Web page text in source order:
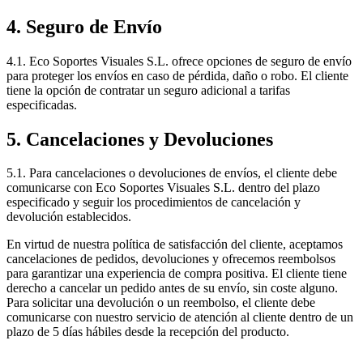
4. Seguro de Envío
4.1. Eco Soportes Visuales S.L. ofrece opciones de seguro de envío
para proteger los envíos en caso de pérdida, daño o robo. El cliente
tiene la opción de contratar un seguro adicional a tarifas
especificadas.
5. Cancelaciones y Devoluciones
5.1. Para cancelaciones o devoluciones de envíos, el cliente debe
comunicarse con Eco Soportes Visuales S.L. dentro del plazo
especificado y seguir los procedimientos de cancelación y
devolución establecidos.
En virtud de nuestra política de satisfacción del cliente, aceptamos
cancelaciones de pedidos, devoluciones y ofrecemos reembolsos
para garantizar una experiencia de compra positiva. El cliente tiene
derecho a cancelar un pedido antes de su envío, sin coste alguno.
Para solicitar una devolución o un reembolso, el cliente debe
comunicarse con nuestro servicio de atención al cliente dentro de un
plazo de 5 días hábiles desde la recepción del producto.